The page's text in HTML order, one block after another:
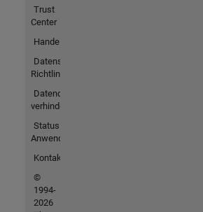
Trust
Center
Handelsmarken
Datenschutz-
Richtlinien
Datendiebstahl
verhindern
Status von
Anwendungen
Kontakt
©
1994-
2026